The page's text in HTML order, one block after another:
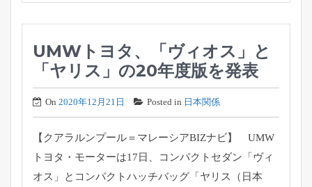
UMWトヨタ、「ヴィオス」と
「ヤリス」の20年度版を発表
On 2020年12月21日 Posted in 日本関係
【クアラルンプール＝マレーシアBIZナビ】 UMW
トヨタ・モーターは17日、コンパクトセダン「ヴィ
オス」
とコンパクトハッチバッグ「ヤリス（日本